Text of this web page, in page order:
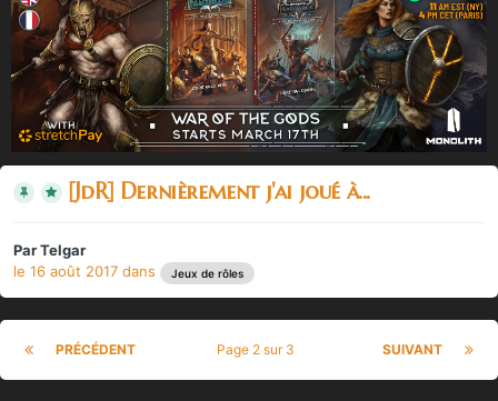
[JdR] Dernièrement j'ai joué à...
ParTelgar
le 16 août 2017 dans Jeux de rôles
PRÉCÉDENT SUIVANT
Page 2 sur 3